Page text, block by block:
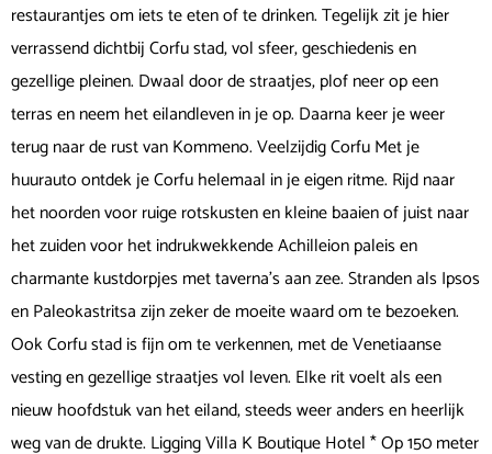
restaurantjes om iets te eten of te drinken. Tegelijk zit je hier
verrassend dichtbij Corfu stad, vol sfeer, geschiedenis en
gezellige pleinen. Dwaal door de straatjes, plof neer op een
terras en neem het eilandleven in je op. Daarna keer je weer
terug naar de rust van Kommeno. Veelzijdig Corfu Met je
huurauto ontdek je Corfu helemaal in je eigen ritme. Rijd naar
het noorden voor ruige rotskusten en kleine baaien of juist naar
het zuiden voor het indrukwekkende Achilleion paleis en
charmante kustdorpjes met taverna’s aan zee. Stranden als Ipsos
en Paleokastritsa zijn zeker de moeite waard om te bezoeken.
Ook Corfu stad is fijn om te verkennen, met de Venetiaanse
vesting en gezellige straatjes vol leven. Elke rit voelt als een
nieuw hoofdstuk van het eiland, steeds weer anders en heerlijk
weg van de drukte. Ligging Villa K Boutique Hotel * Op 150 meter